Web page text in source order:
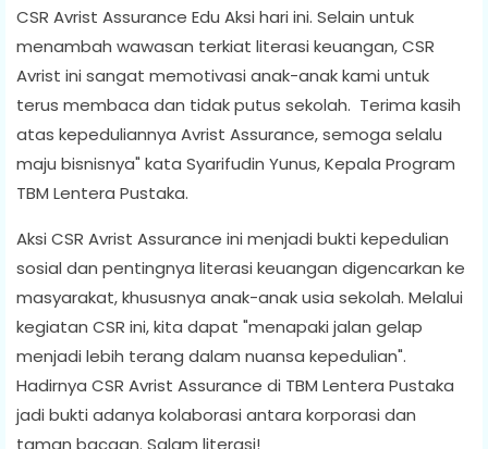
CSR Avrist Assurance Edu Aksi hari ini. Selain untuk
menambah wawasan terkiat literasi keuangan, CSR
Avrist ini sangat memotivasi anak-anak kami untuk
terus membaca dan tidak putus sekolah. Terima kasih
atas kepeduliannya Avrist Assurance, semoga selalu
maju bisnisnya" kata Syarifudin Yunus, Kepala Program
TBM Lentera Pustaka.
Aksi CSR Avrist Assurance ini menjadi bukti kepedulian
sosial dan pentingnya literasi keuangan digencarkan ke
masyarakat, khususnya anak-anak usia sekolah. Melalui
kegiatan CSR ini, kita dapat "menapaki jalan gelap
menjadi lebih terang dalam nuansa kepedulian".
Hadirnya CSR Avrist Assurance di TBM Lentera Pustaka
jadi bukti adanya kolaborasi antara korporasi dan
taman bacaan. Salam literasi!